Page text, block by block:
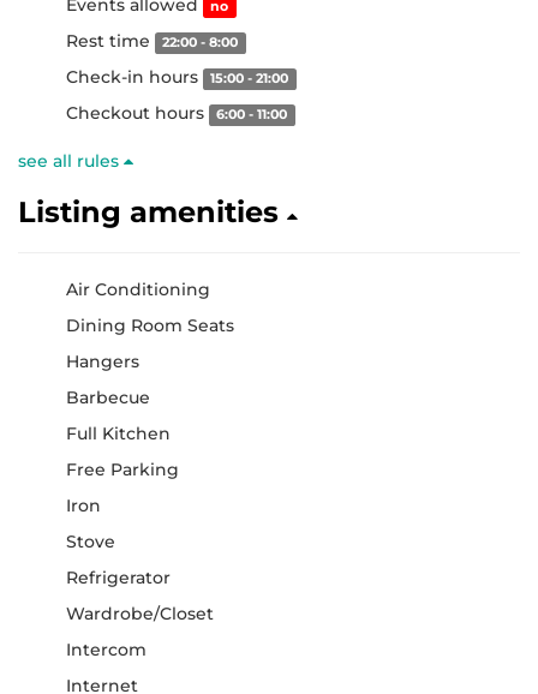
Events allowed no
Rest time 22:00 - 8:00
Check-in hours 15:00 - 21:00
Checkout hours 6:00 - 11:00
see all rules
Listing amenities
Air Conditioning
Dining Room Seats
Hangers
Barbecue
Full Kitchen
Free Parking
Iron
Stove
Refrigerator
Wardrobe/Closet
Intercom
Internet